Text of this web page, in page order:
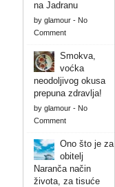
na Jadranu
by glamour- No
Comment
Smokva,
voćka
neodoljivog okusa
prepuna zdravlja!
by glamour- No
Comment
Ono što je za
obitelj
Naranča način
života, za tisuće